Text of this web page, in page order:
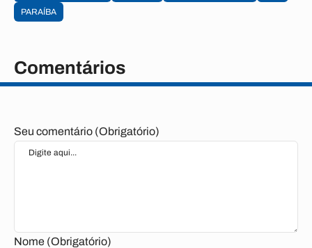
PARAÍBA
Comentários
Seu comentário (Obrigatório)
Nome (Obrigatório)